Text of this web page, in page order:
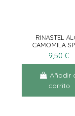
RINASTEL
CAMOMILA
NASAL 125
9,50 €
Añadir
carrito